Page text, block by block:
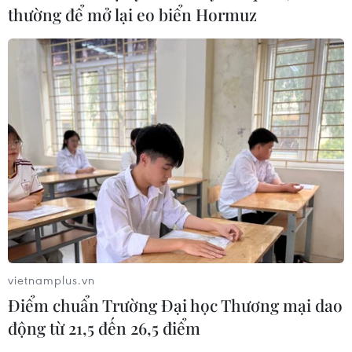
cho giá vàng trong tuần qua
08/08/2026 04:29
Thương mại Việt Nam-Australia
hướng tới những động lực tăng
trưởng mới
08/08/2026 03:29
Nghệ An: OCOP đã có thương hiệu,
vì sao nông sản vẫn lo đầu ra?
08/08/2026 03:28
Quảng Trị quyết tâm bàn giao sớm
thường để mở lại eo biển Hormuz
vietnamplus.vn
Điểm chuẩn Trường Đại học Thương mại dao
động từ 21,5 đến 26,5 điểm